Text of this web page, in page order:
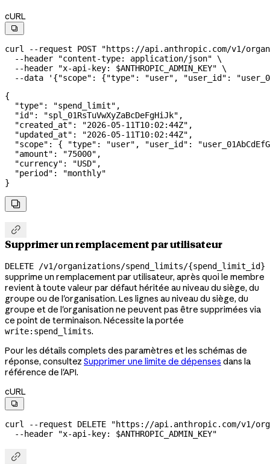
cURL

curl --request POST "https://api.anthropic.com/v1/
  --header
"content-type: application/json" \
  --header
"x-api-key: $ANTHROPIC_ADMIN_KEY" \
  --data
'{"scope": {"type": "user", "user_id":
{
  "type"
: "spend_limit" ,
  "id"
: "spl_01RsTuVwXyZaBcDeFgHiJk" ,
  "created_at"
: "2026-05-11T10:02:44Z" ,
  "updated_at"
: "2026-05-11T10:02:44Z" ,
  "scope"
: { "type" : "user" , "user_id" :
  "amount"
: "75000" ,
  "currency"
: "USD" ,
  "period"
:
"monthly"
}


Supprimer un remplacement par utilisateur
DELETE /v1/organizations/spend_limits/{spend_limit_id}
supprime un remplacement par utilisateur, après quoi le membre
revient à toute valeur par défaut héritée au niveau du siège, du
groupe ou de l'organisation. Les lignes au niveau du siège, du
groupe et de l'organisation ne peuvent pas être supprimées via
ce point de terminaison. Nécessite la portée
write:spend_limits.
Pour les détails complets des paramètres et les schémas de
réponse, consultez Supprimer une limite de dépenses dans la
référence de l'API.
cURL

curl --request DELETE "https://api.anthropic.com/v1/
  --header
"x-api-key: $ANTHROPIC_ADMIN_KEY"
